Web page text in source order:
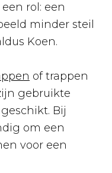
rol: een
minder steil
Koen.
of trappen
gebruikte
Bij
om een
voor een